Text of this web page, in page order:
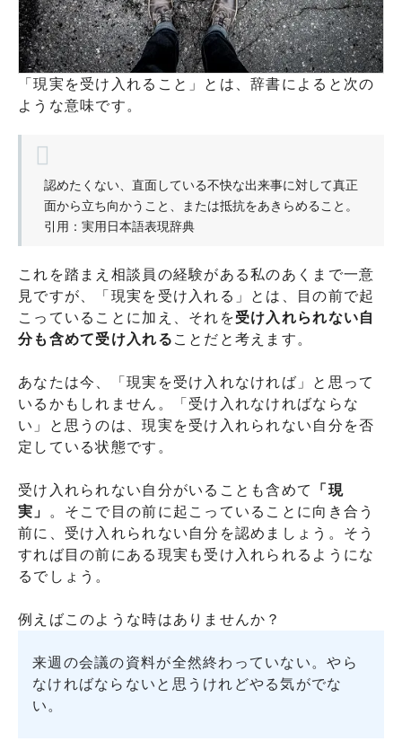
「現実を受け入れること」とは、辞書によると次の
ような意味です。
認めたくない、直面している不快な出来事に対して真正
面から立ち向かうこと、または抵抗をあきらめること。
引用：実用日本語表現辞典
これを踏まえ相談員の経験がある私のあくまで一意
見ですが、「現実を受け入れる」とは、目の前で起
こっていることに加え、それを受け入れられない自
分も含めて受け入れる ことだと考えます。
あなたは今、「現実を受け入れなければ」と思って
いるかもしれません。「受け入れなければならな
い」と思うのは、現実を受け入れられない自分を否
定している状態です。
受け入れられない自分がいることも含めて
「現
実」
。そこで目の前に起こっていることに向き合う
前に、受け入れられない自分を認めましょう。そう
すれば目の前にある現実も受け入れられるようにな
るでしょう。
例えばこのような時はありませんか？
来週の会議の資料が全然終わっていない。やら
なければならないと思うけれどやる気がでな
い。